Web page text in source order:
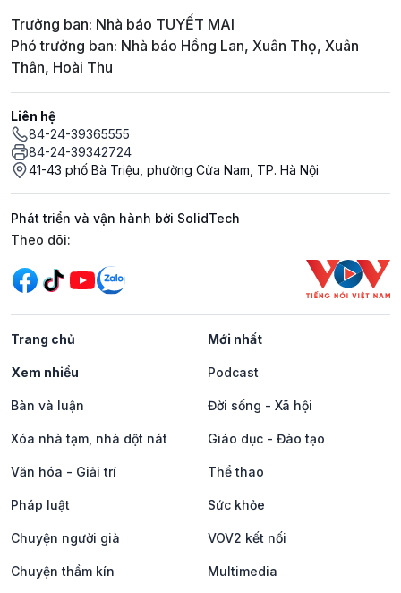
Trưởng ban: Nhà báo TUYẾT MAI
Phó trưởng ban: Nhà báo Hồng Lan, Xuân Thọ, Xuân
Thân, Hoài Thu
Liên hệ
84-24-39365555
84-24-39342724
41-43 phố Bà Triệu, phường Cửa Nam, TP. Hà Nội
Phát triển và vận hành bởi SolidTech
Mạng xã hội
Theo dõi:
Trang chủ Mới nhất
Xem nhiều Podcast
Bàn và luận Đời sống - Xã hội
Xóa nhà tạm, nhà dột nát Giáo dục - Đào tạo
Văn hóa - Giải trí Thể thao
Pháp luật Sức khỏe
Chuyện người già VOV2 kết nối
Chuyện thầm kín Multimedia